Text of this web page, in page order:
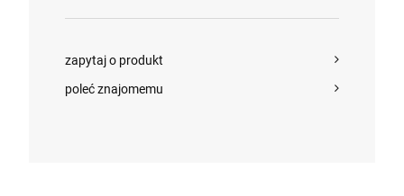
DO KOSZYKA
zapytaj o produkt
poleć znajomemu